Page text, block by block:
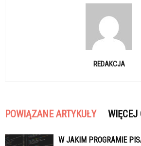
REDAKCJA
POWIĄZANE ARTYKUŁY WIĘCEJ
W JAKIM PROGRAMIE